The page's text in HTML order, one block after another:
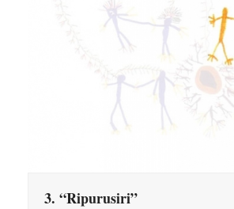
3. “Ripurusiri”